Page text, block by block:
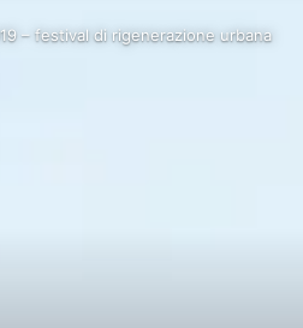
– festival di rigenerazione urbana